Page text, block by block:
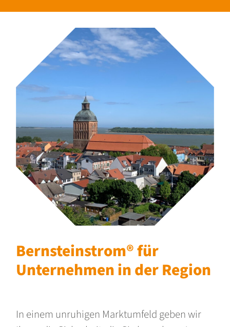
Bernsteinstrom® für
Unternehmen in der Region
In einem unruhigen Marktumfeld geben wir